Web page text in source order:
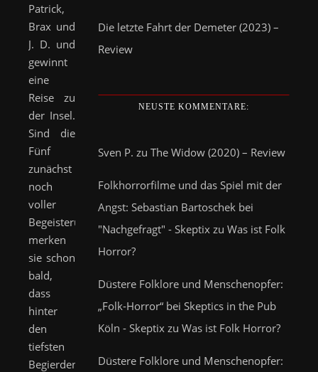
Patrick,
Brax und
J. D. und
gewinnt
eine
Reise zu
der Insel.
Sind die
Fünf
zunächst
noch
voller
Begeisterung,
merken
sie schon
bald,
dass
hinter
den
tiefsten
Begierden
Die letzte Fahrt der Demeter (2023) –
Review
NEUSTE KOMMENTARE:
Sven P. zu The Widow (2020) – Review
Folkhorrorfilme und das Spiel mit der
Angst: Sebastian Bartoschek bei
"Nachgefragt" - Skeptix zu Was ist Folk
Horror?
Düstere Folklore und Menschenopfer:
„Folk-Horror“ bei Skeptics in the Pub
Köln - Skeptix zu Was ist Folk Horror?
Düstere Folklore und Menschenopfer: